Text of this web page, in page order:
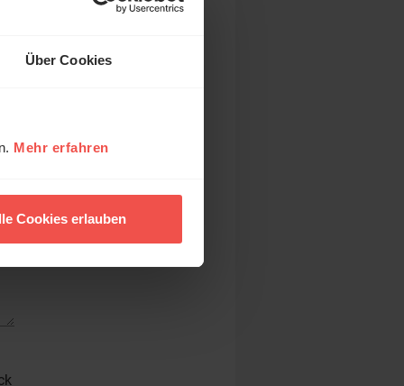
Über Cookies
Mehr erfahren
Cookies erlauben